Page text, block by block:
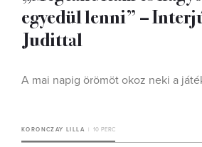
egyedül lenni” –
Judittal
A mai napig örömöt okoz neki a
KORONCZAY LILLA 10 PERC